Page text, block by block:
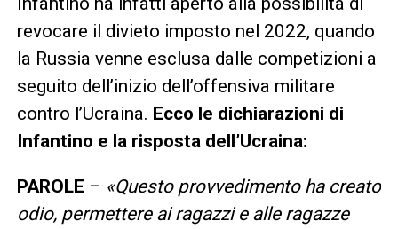
revocare il divieto imposto nel 2022, quando
la Russia venne esclusa dalle competizioni a
seguito dell’inizio dell’offensiva militare
contro l’Ucraina. Ecco le dichiarazioni di
Infantino e la risposta dell’Ucraina:
PAROLE – «Questo provvedimento ha creato
odio, permettere ai ragazzi e alle ragazze